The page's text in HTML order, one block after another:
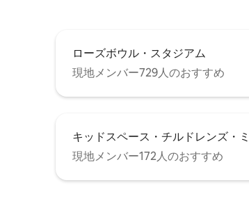
ローズボウル・スタジアム
現地メンバー729人のおすすめ
キッドスペース・チルドレンズ・
現地メンバー172人のおすすめ